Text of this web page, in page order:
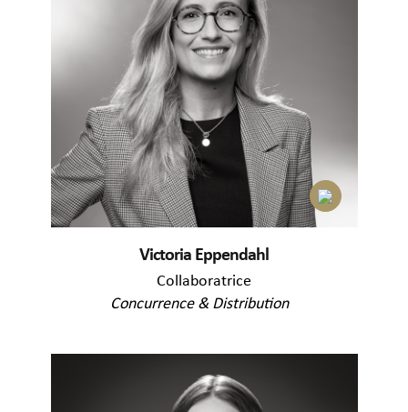
Victoria Eppendahl
Collaboratrice
Concurrence & Distribution